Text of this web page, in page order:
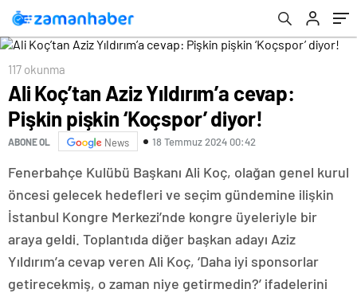
117 okunma
Ali Koç’tan Aziz Yıldırım’a cevap:
Pişkin pişkin ‘Koçspor’ diyor!
ABONE OL News 18 Temmuz 2024 00:42
Fenerbahçe Kulübü Başkanı Ali Koç, olağan genel kurul
öncesi gelecek hedefleri ve seçim gündemine ilişkin
İstanbul Kongre Merkezi’nde kongre üyeleriyle bir
araya geldi. Toplantıda diğer başkan adayı Aziz
Yıldırım’a cevap veren Ali Koç, ‘Daha iyi sponsorlar
getirecekmiş, o zaman niye getirmedin?’ ifadelerini